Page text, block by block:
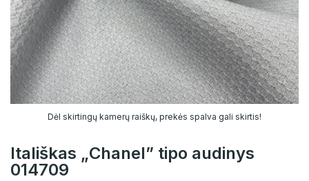
Dėl skirtingų kamerų raiškų, prekės spalva gali skirtis!
Itališkas „Chanel” tipo audinys
014709